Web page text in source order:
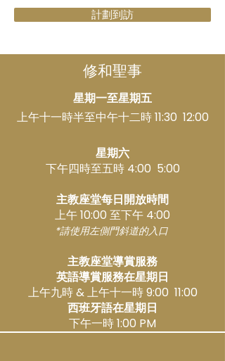
計劃到訪
修和聖事
星期一至星期五
上午十一時半至中午十二時 11:30 12:00
星期六
下午四時至五時 4:00 5:00
主教座堂每日開放時間
上午 10:00 至下午 4:00
*請使用左側門斜道的入口
主教座堂導賞服務
英語導賞服務在星期日
上午九時 & 上午十一時 9:00 11:00
西班牙語在星期日
下午一時 1:00 PM